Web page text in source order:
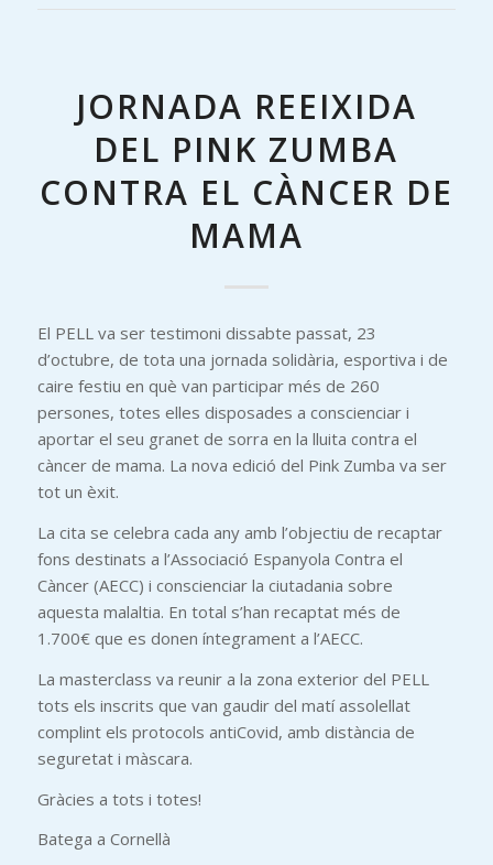
JORNADA REEIXIDA
DEL PINK ZUMBA
CONTRA EL CÀNCER DE
MAMA
El PELL va ser testimoni dissabte passat, 23
d’octubre, de tota una jornada solidària, esportiva i de
caire festiu en què van participar més de 260
persones, totes elles disposades a conscienciar i
aportar el seu granet de sorra en la lluita contra el
càncer de mama. La nova edició del Pink Zumba va ser
tot un èxit.
La cita se celebra cada any amb l’objectiu de recaptar
fons destinats a l’Associació Espanyola Contra el
Càncer (AECC) i conscienciar la ciutadania sobre
aquesta malaltia. En total s’han recaptat més de
1.700€ que es donen íntegrament a l’AECC.
La masterclass va reunir a la zona exterior del PELL
tots els inscrits que van gaudir del matí assolellat
complint els protocols antiCovid, amb distància de
seguretat i màscara.
Gràcies a tots i totes!
Batega a Cornellà